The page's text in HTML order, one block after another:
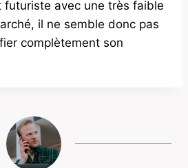
futuriste avec une très faible
il ne semble donc pas
complètement son